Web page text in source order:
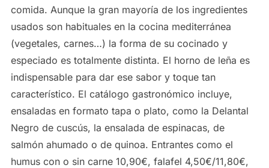
comida. Aunque la gran mayoría de los ingredientes
usados son habituales en la cocina mediterránea
(vegetales, carnes…) la forma de su cocinado y
especiado es totalmente distinta. El horno de leña es
indispensable para dar ese sabor y toque tan
característico. El catálogo gastronómico incluye,
ensaladas en formato tapa o plato, como la Delantal
Negro de cuscús, la ensalada de espinacas, de
salmón ahumado o de quinoa. Entrantes como el
humus con o sin carne 10,90€, falafel 4,50€/11,80€,